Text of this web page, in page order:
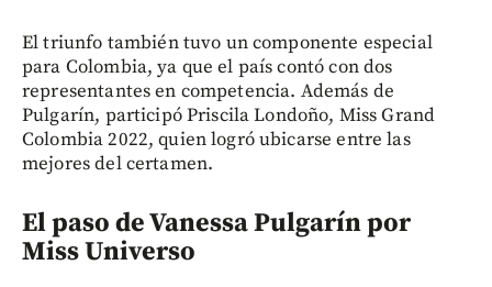
El triunfo también tuvo un componente especial
para Colombia, ya que el país contó con dos
representantes en competencia. Además de
Pulgarín, participó Priscila Londoño, Miss Grand
Colombia 2022, quien logró ubicarse entre las
mejores del certamen.
El paso de Vanessa Pulgarín por
Miss Universo